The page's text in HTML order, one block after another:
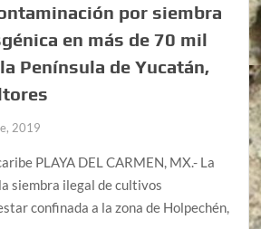
por siembra
en más de 70 mil
Península de Yucatán,
2019
PLAYA DEL CARMEN, MX.- La
siembra ilegal de cultivos
confinada a la zona de Holpechén,